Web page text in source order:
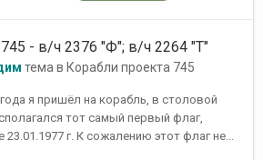
- в/ч 2376 "Ф"; в/ч 2264 "Т"
тема в Корабли проекта 745
я пришëл на корабль, в столовой
тот самый первый флаг,
г. К сожалению этот флаг не...